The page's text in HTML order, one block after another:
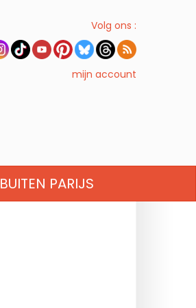
Volg ons :
mijn account
BUITEN PARIJS